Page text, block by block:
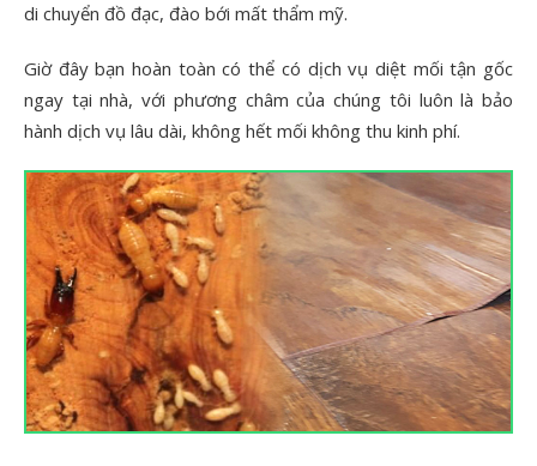
di chuyển đồ đạc, đào bới mất thẩm mỹ.
Giờ đây bạn hoàn toàn có thể có dịch vụ diệt mối tận gốc
ngay tại nhà, với phương châm của chúng tôi luôn là bảo
hành dịch vụ lâu dài, không hết mối không thu kinh phí.